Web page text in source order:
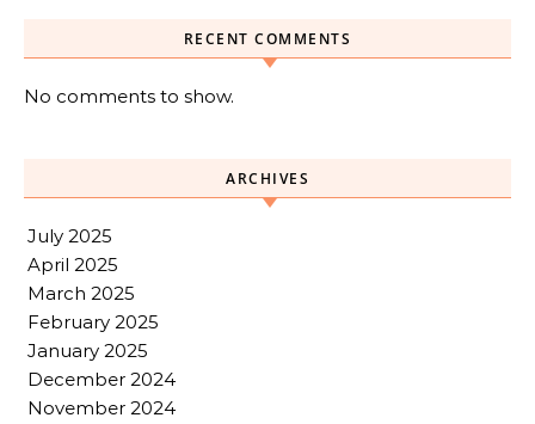
RECENT COMMENTS
No comments to show.
ARCHIVES
July 2025
April 2025
March 2025
February 2025
January 2025
December 2024
November 2024